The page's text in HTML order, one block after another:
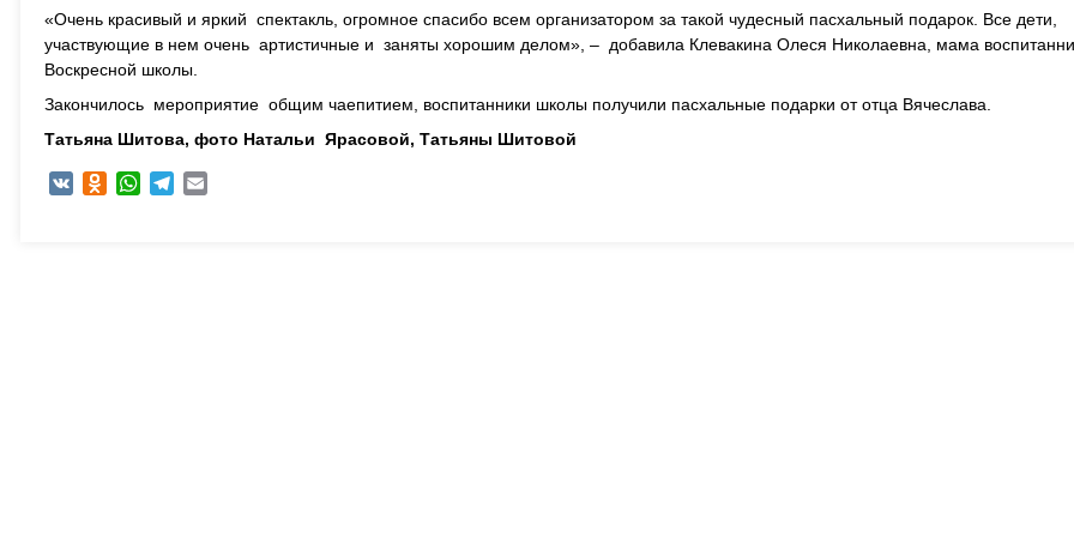
«Очень красивый и яркий спектакль, огромное спасибо всем организатором за такой чудесный пасхальный подарок. Все дети,
участвующие в нем очень артистичные и заняты хорошим делом», – добавила Клевакина Олеся Николаевна, мама
Воскресной школы.
Закончилось мероприятие общим чаепитием, воспитанники школы получили пасхальные подарки от отца Вячеслава.
Татьяна Шитова, фото Натальи Ярасовой, Татьяны Шитовой
VK Odnoklassniki
WhatsAppTelegram